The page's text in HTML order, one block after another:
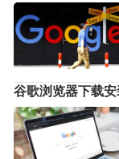
谷歌浏览器下载